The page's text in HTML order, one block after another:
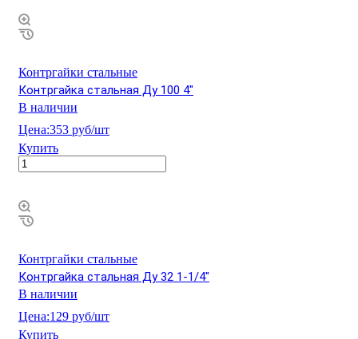
Контргайки стальные
Контргайка стальная Ду 100 4"
В наличии
Цена:353 руб/шт
Купить
Контргайки стальные
Контргайка стальная Ду 32 1-1/4"
В наличии
Цена:129 руб/шт
Купить